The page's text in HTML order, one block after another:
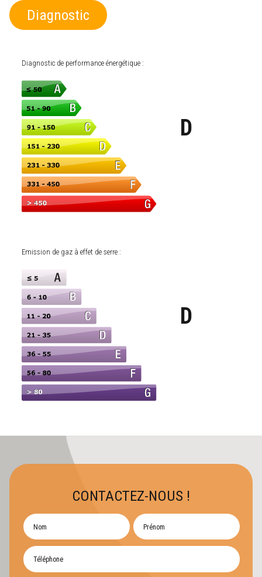
Diagnostic
Diagnostic de performance énergétique :
D
Emission de gaz à effet de serre :
D
CONTACTEZ-NOUS !